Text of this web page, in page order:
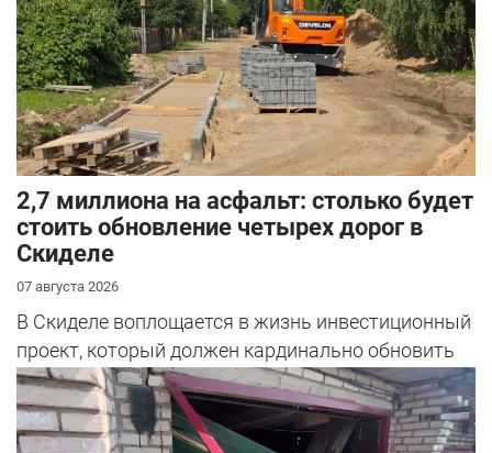
2,7 миллиона на асфальт: столько будет
стоить обновление четырех дорог в
Скиделе
07 августа 2026
В Скиделе воплощается в жизнь инвестиционный
проект, который должен кардинально обновить
облик сразу четырех улиц: Богуш...